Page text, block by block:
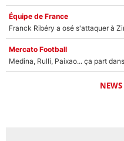
Équipe de France
Mercato Football